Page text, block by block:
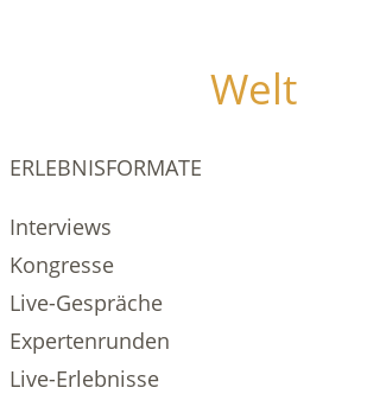
Welt
ERLEBNISFORMATE
Interviews
Kongresse
Live-Gespräche
Expertenrunden
Live-Erlebnisse